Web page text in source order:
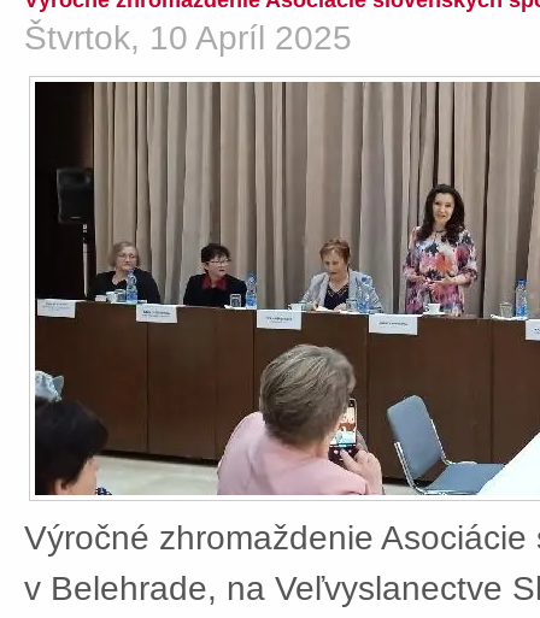
Štvrtok, 10 Apríl 2025
Výročné zhromaždenie
v Belehrade, na Veľvyslanectve